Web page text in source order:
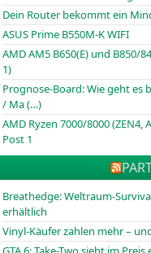
Dein Router bekommt ein
ASUS Prime B550M-K WIFI
AMD AM5 B650(E) und B850/
1)
Prognose-Board: Wie geht es
/ Ma (…)
AMD Ryzen 7000/8000 (ZEN4,
Post 1
Breathedge: Weltraum-
erhältlich
Vinyl-Käufer zahlen mehr –